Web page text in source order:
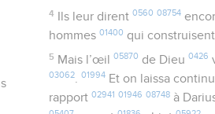
4 Ils leur dirent 0560 08754
hommes01400 qui
5 Mais l’œil 05870 de Dieu 0426
03062.01994 Et on laissa
rapport02941 01946 08748 à